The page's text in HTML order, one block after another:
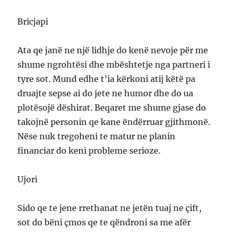
Bricjapi
Ata qe janë ne një lidhje do kenë nevoje për me
shume ngrohtësi dhe mbështetje nga partneri i
tyre sot. Mund edhe t’ia kërkoni atij këtë pa
druajte sepse ai do jete ne humor dhe do ua
plotësojë dëshirat. Beqaret me shume gjase do
takojnë personin qe kane ëndërruar gjithmonë.
Nëse nuk tregoheni te matur ne planin
financiar do keni probleme serioze.
Ujori
Sido qe te jene rrethanat ne jetën tuaj ne çift,
sot do bëni çmos qe te qëndroni sa me afër